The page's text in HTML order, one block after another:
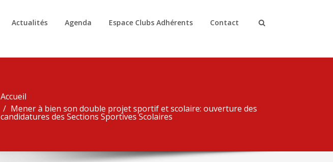
Actualités Agenda Espace Clubs Adhérents Contact
Accueil
Mener à bien son double projet sportif et scolaire: ouverture des
candidatures des Sections Sportives Scolaires